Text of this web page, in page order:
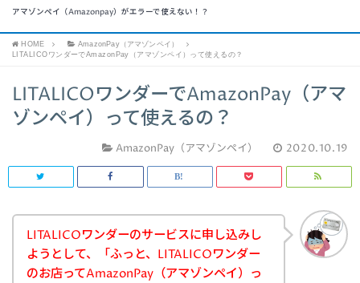
アマゾンペイ（Amazonpay）がエラーで使えない！？
HOME
AmazonPay（アマゾンペイ）
LITALICOワンダーでAmazonPay（アマゾンペイ）って使えるの？
LITALICOワンダーでAmazonPay（アマ
ゾンペイ）って使えるの？
AmazonPay（アマゾンペイ） 2020.10.19
LITALICOワンダーのサービスに申し込みし
ようとして、「ふっと、LITALICOワンダー
のお店ってAmazonPay（アマゾンペイ）っ